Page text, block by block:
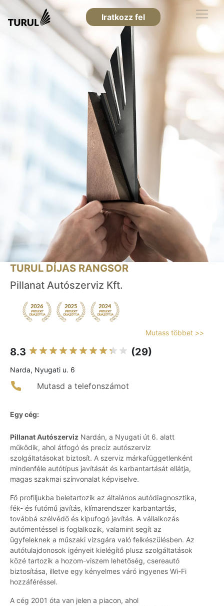
Iratkozz fel
TURUL DÍJAS RANGSOR
Pillanat Autószerviz Kft.
Mutass többet >>
8.3 (29)
Narda, Nyugati u. 6
Mutasd a telefonszámot
Egy cég:
Pillanat Autószerviz Nardán, a Nyugati út 6. alatt
működik, ahol átfogó és precíz autószerviz
szolgáltatásokat biztosít. A szerviz márkafüggetlenként
mindenféle autótípus javítását és karbantartását ellátja,
magas szakmai színvonalat képviselve.
Fő profiljukba beletartozik az általános autódiagnosztika,
fék- és futómű javítás, klímarendszer karbantartás,
továbbá szélvédő és kipufogó javítás. A vállalkozás
autómentéssel is foglalkozik, valamint segít az
ügyfeleknek a műszaki vizsgára való felkészülésben. Az
autótulajdonosok igényeit kielégítő plusz szolgáltatások
közé tartozik a hozom-viszem lehetőség, csereautó
biztosítása, illetve egy kényelmes váró ingyenes Wi-Fi
hozzáféréssel.
A cég 2001 óta van jelen a piacon, ahol